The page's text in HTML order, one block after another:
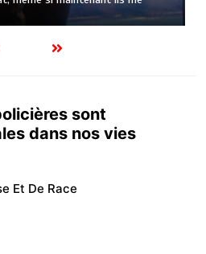
sont
dans nos vies
Et De Race